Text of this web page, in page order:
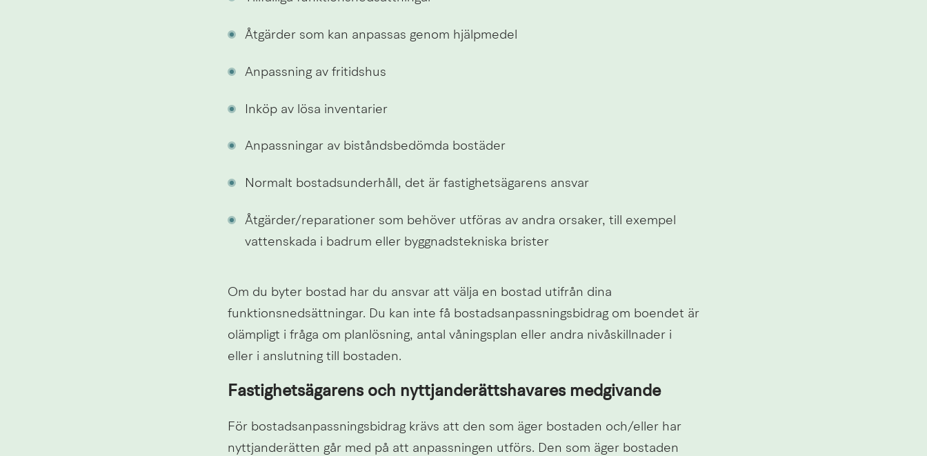
Åtgärder som kan anpassas genom hjälpmedel
Anpassning av fritidshus
Inköp av lösa inventarier
Anpassningar av biståndsbedömda bostäder
Normalt bostadsunderhåll, det är fastighetsägarens ansvar
Åtgärder/reparationer som behöver utföras av andra orsaker, till exempel
vattenskada i badrum eller byggnadstekniska brister
Om du byter bostad har du ansvar att välja en bostad utifrån dina
funktionsnedsättningar. Du kan inte få bostadsanpassningsbidrag om boendet är
olämpligt i fråga om planlösning, antal våningsplan eller andra nivåskillnader i
eller i anslutning till bostaden.
Fastighetsägarens och nyttjanderättshavares medgivande
För bostadsanpassningsbidrag krävs att den som äger bostaden och/eller har
nyttjanderätten går med på att anpassningen utförs. Den som äger bostaden